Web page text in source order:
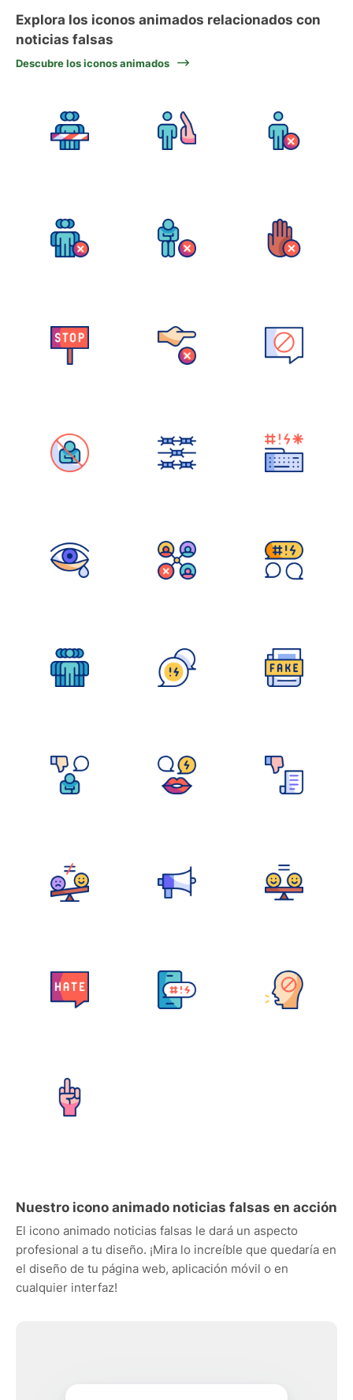
Explora los iconos animados relacionados con
noticias falsas
Descubre los iconos animados
Nuestro icono animado noticias falsas en acción
El icono animado noticias falsas le dará un aspecto
profesional a tu diseño. ¡Mira lo increíble que quedaría en
el diseño de tu página web, aplicación móvil o en
cualquier interfaz!